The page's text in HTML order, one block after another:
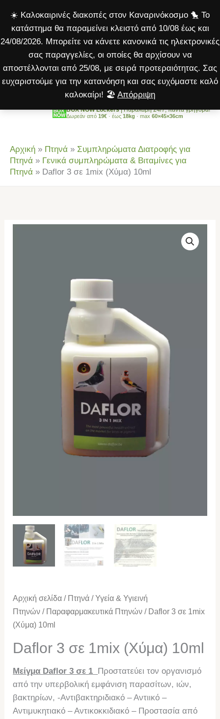
☀️ Καλοκαιρινές διακοπές στον Καναρινόκοσμο 🐤 Το
κατάστημα θα παραμείνει κλειστό από 10/08 έως και
24/08/2026. Μπορείτε να κάνετε κανονικά τις ηλεκτρονικές
σας παραγγελίες, οι οποίες θα αρχίσουν να
αποστέλλονται από 25/08, με σειρά προτεραιότητας. Σας
ευχαριστούμε για την κατανόηση και σας ευχόμαστε καλό
καλοκαίρι! 🏖️ Απόρριψη
στο
περιεχόμενο
BOX NOW Lockers| Παραλαβή 24/7, πάντα γρήγορα!
Δωρεάν από 19€ · έως 18kg · max 60×45×36cm
Αρχική » Πτηνά » Συμπληρώματα Διατροφής για
Πτηνά » Γενικά συμπληρώματα & Βιταμίνες για
Πτηνά » Daflor 3 σε 1mix (Χύμα) 10ml
Αρχική σελίδα / Πτηνά /Υγεία & Υγιεινή
Πτηνών / Παραφαρμακευτικά Πτηνών / Daflor 3 σε 1mix
(Χύμα) 10ml
Daflor 3 σε 1mix (Χύμα) 10ml
Μείγμα Daflor 3 σε 1 Προστατεύει τον οργανισμό
από την υπερβολική εμφάνιση παρασίτων, ιών,
βακτηρίων, -Αντιβακτηριδιακό – Αντιικό –
Αντιμυκητιακό – Αντικοκκιδιακό – Προστασία από
1mix
(Χύμα)
10ml
ποσότητα